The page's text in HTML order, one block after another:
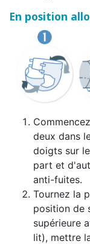
En position
deux dans
doigts sur
part et
anti-fuites.
Tournez la
position de
supérieure
lit), mettre